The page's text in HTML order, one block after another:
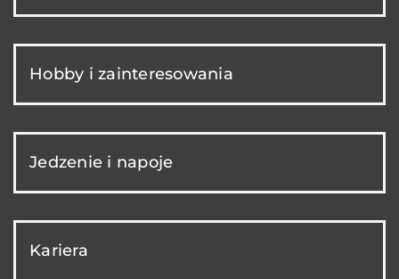
Hobby i zainteresowania
Jedzenie i napoje
Kariera